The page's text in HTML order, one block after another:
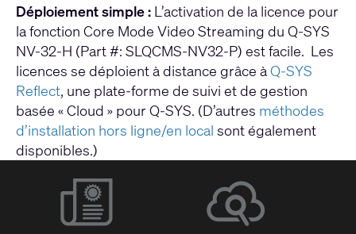
Déploiement simple : L’activation de la licence pour
la fonction Core Mode Video Streaming du Q-SYS
NV-32-H (Part #: SLQCMS-NV32-P) est facile. Les
licences se déploient à distance grâce àQ-SYS
Reflect, une plate-forme de suivi et de gestion
basée « Cloud » pour Q-SYS. (D’autres méthodes
d’installation hors ligne/en local sont également
disponibles.)